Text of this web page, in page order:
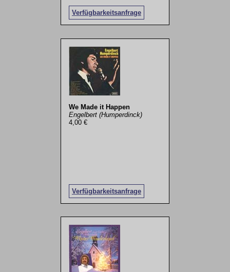
Verfügbarkeitsanfrage
We Made it Happen
Engelbert (Humperdinck)
4,00 €
Verfügbarkeitsanfrage